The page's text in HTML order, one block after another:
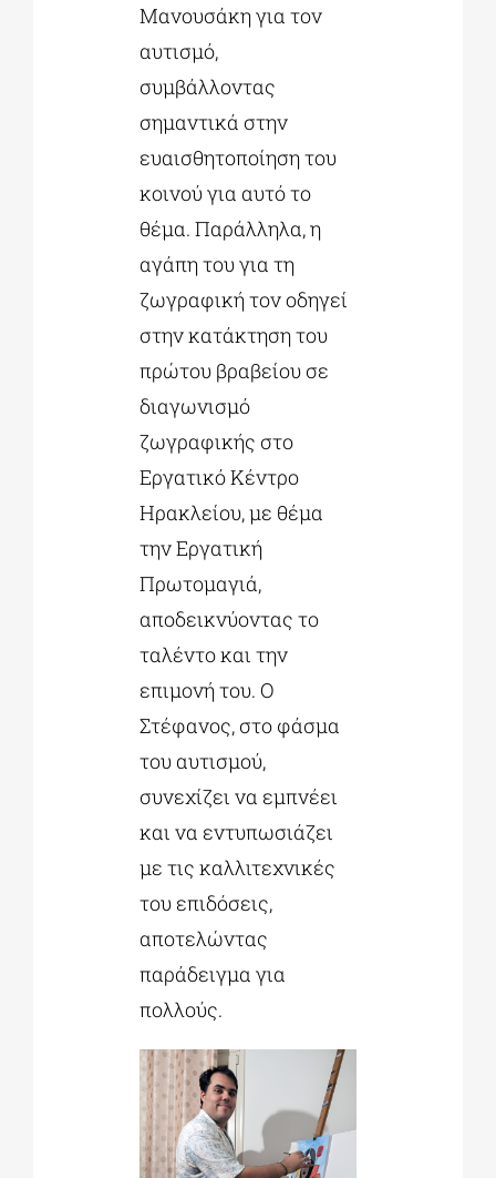
Μανουσάκη για τον
αυτισμό,
συμβάλλοντας
σημαντικά στην
ευαισθητοποίηση του
κοινού για αυτό το
θέμα. Παράλληλα, η
αγάπη του για τη
ζωγραφική τον οδηγεί
στην κατάκτηση του
πρώτου βραβείου σε
διαγωνισμό
ζωγραφικής στο
Εργατικό Κέντρο
Ηρακλείου, με θέμα
την Εργατική
Πρωτομαγιά,
αποδεικνύοντας το
ταλέντο και την
επιμονή του. Ο
Στέφανος, στο φάσμα
του αυτισμού,
συνεχίζει να εμπνέει
και να εντυπωσιάζει
με τις καλλιτεχνικές
του επιδόσεις,
αποτελώντας
παράδειγμα για
πολλούς.